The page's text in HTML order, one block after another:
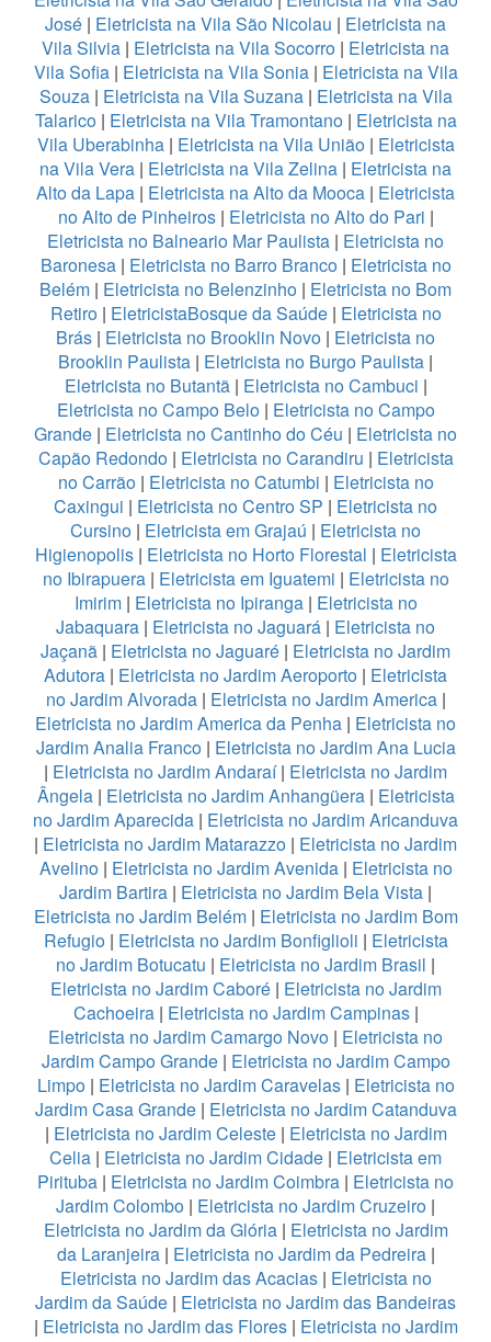
José | Eletricista na Vila São Nicolau | Eletricista na
Vila Silvia | Eletricista na Vila Socorro | Eletricista na
Vila Sofia| Eletricista na Vila Sonia| Eletricista na Vila
Souza| Eletricista na Vila Suzana| Eletricista na Vila
Talarico| Eletricista na Vila Tramontano| Eletricista na
Vila Uberabinha| Eletricista na Vila União| Eletricista
na Vila Vera | Eletricista na Vila Zelina | Eletricista na
Alto da Lapa | Eletricista na Alto da Mooca | Eletricista
no Alto de Pinheiros| Eletricista no Alto do Pari |
Eletricista no Balneario Mar Paulista | Eletricista no
Baronesa| Eletricista no Barro Branco| Eletricista no
Belém | Eletricista no Belenzinho | Eletricista no Bom
Retiro| EletricistaBosque da Saúde| Eletricista no
Brás | Eletricista no Brooklin Novo | Eletricista no
Brooklin Paulista | Eletricista no Burgo Paulista |
Eletricista no Butantã| Eletricista no Cambuci |
Eletricista no Campo Belo| Eletricista no Campo
Grande | Eletricista no Cantinho do Céu | Eletricista no
Capão Redondo| Eletricista no Carandiru | Eletricista
no Carrão| Eletricista no Catumbi | Eletricista no
Caxingui | Eletricista no Centro SP | Eletricista no
Cursino | Eletricista em Grajaú | Eletricista no
Higienopolis| Eletricista no Horto Florestal | Eletricista
no Ibirapuera| Eletricista em Iguatemi | Eletricista no
Imirim| Eletricista no Ipiranga| Eletricista no
Jabaquara | Eletricista no Jaguará | Eletricista no
Jaçanã | Eletricista no Jaguaré | Eletricista no Jardim
Adutora | Eletricista no Jardim Aeroporto | Eletricista
no Jardim Alvorada| Eletricista no Jardim America|
Eletricista no Jardim America da Penha | Eletricista no
Jardim Analia Franco| Eletricista no Jardim Ana Lucia
| Eletricista no Jardim Andaraí| Eletricista no Jardim
Ângela| Eletricista no Jardim Anhangüera| Eletricista
no Jardim Aparecida | Eletricista no Jardim Aricanduva
| Eletricista no Jardim Matarazzo | Eletricista no Jardim
Avelino| Eletricista no Jardim Avenida| Eletricista no
Jardim Bartira | Eletricista no Jardim Bela Vista |
Eletricista no Jardim Belém| Eletricista no Jardim Bom
Refugio| Eletricista no Jardim Bonfiglioli | Eletricista
no Jardim Botucatu | Eletricista no Jardim Brasil |
Eletricista no Jardim Caboré| Eletricista no Jardim
Cachoeira| Eletricista no Jardim Campinas|
Eletricista no Jardim Camargo Novo | Eletricista no
Jardim Campo Grande| Eletricista no Jardim Campo
Limpo| Eletricista no Jardim Caravelas| Eletricista no
Jardim Casa Grande| Eletricista no Jardim Catanduva
| Eletricista no Jardim Celeste| Eletricista no Jardim
Celia | Eletricista no Jardim Cidade | Eletricista em
Pirituba | Eletricista no Jardim Coimbra | Eletricista no
Jardim Colombo | Eletricista no Jardim Cruzeiro |
Eletricista no Jardim da Glória| Eletricista no Jardim
da Laranjeira| Eletricista no Jardim da Pedreira|
Eletricista no Jardim das Acacias| Eletricista no
Jardim da Saúde | Eletricista no Jardim das Bandeiras
| Eletricista no Jardim das Flores| Eletricista no Jardim